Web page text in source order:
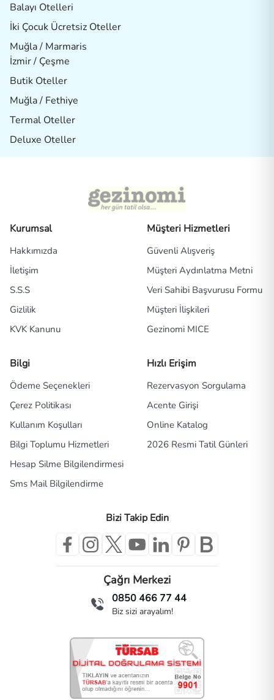
Balayı Otelleri
İki Çocuk Ücretsiz Oteller
Muğla / Marmaris
İzmir / Çeşme
Butik Oteller
Muğla / Fethiye
Termal Oteller
Deluxe Oteller
Kurumsal
Hakkımızda
İletişim
S.S.S
Gizlilik
KVK Kanunu
Müşteri Hizmetleri
Güvenli Alışveriş
Müşteri Aydınlatma Metni
Veri Sahibi Başvurusu Formu
Müşteri İlişkileri
Gezinomi MICE
Bilgi
Ödeme Seçenekleri
Çerez Politikası
Kullanım Koşulları
Bilgi Toplumu Hizmetleri
Hesap Silme Bilgilendirmesi
Sms Mail Bilgilendirme
Hızlı Erişim
Rezervasyon Sorgulama
Acente Girişi
Online Katalog
2026 Resmi Tatil Günleri
Bizi Takip Edin
Çağrı Merkezi
0850 466 77 44
Biz sizi arayalım!